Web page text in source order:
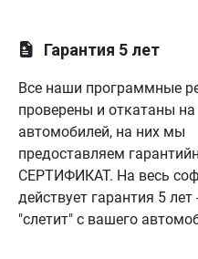
Гарантия 5 лет
Все наши программные
проверены и откатаны
автомобилей, на них мы
предоставляем
СЕРТИФИКАТ. На весь
действует гарантия 5 лет
"слетит" с вашего